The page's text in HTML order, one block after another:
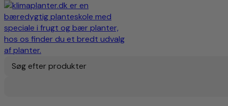
Søg efter produkter